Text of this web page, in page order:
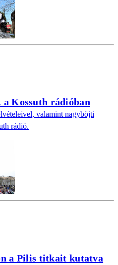
a Kossuth rádióban
valamint nagyböjti
rádió.
a Pilis titkait kutatva